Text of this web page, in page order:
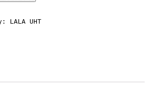
LALA UHT